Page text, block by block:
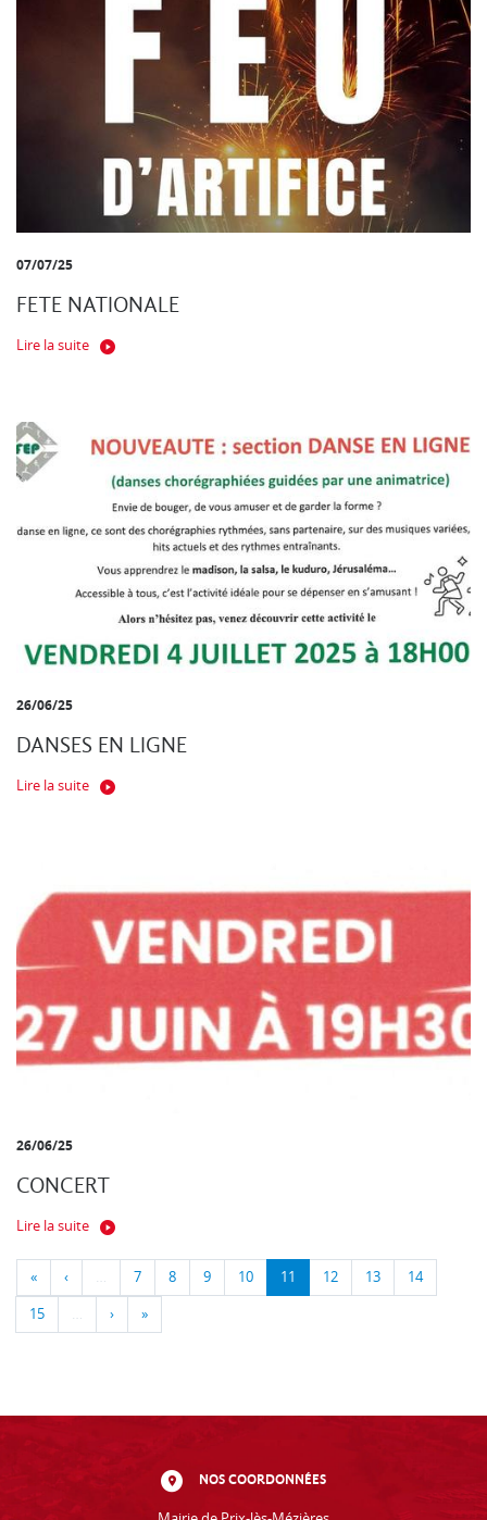
07/07/25
FETE NATIONALE
Lire la suite
26/06/25
DANSES EN LIGNE
Lire la suite
26/06/25
CONCERT
Lire la suite
« ‹ … 7 8 9 10 11 12 13 14
15 … › »
NOS COORDONNÉES